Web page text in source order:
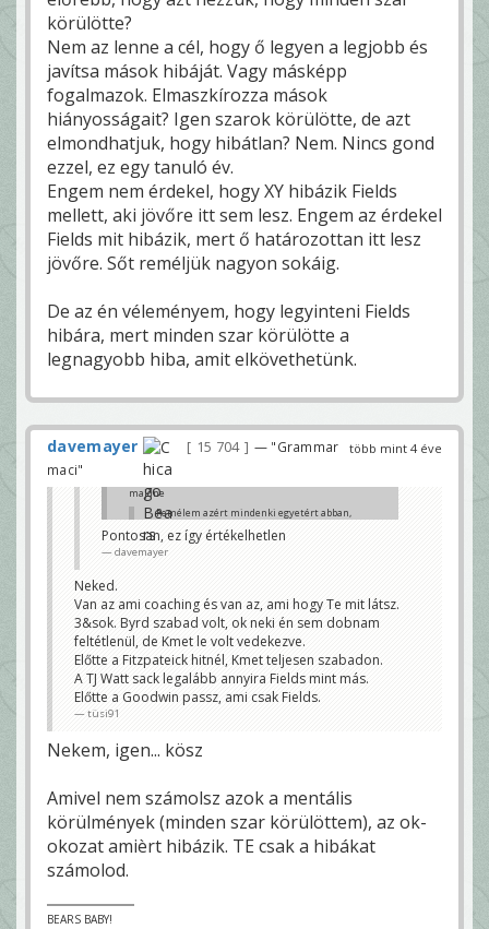
körülötte?
Nem az lenne a cél, hogy ő legyen a legjobb és
javítsa mások hibáját. Vagy másképp
fogalmazok. Elmaszkírozza mások
hiányosságait? Igen szarok körülötte, de azt
elmondhatjuk, hogy hibátlan? Nem. Nincs gond
ezzel, ez egy tanuló év.
Engem nem érdekel, hogy XY hibázik Fields
mellett, aki jövőre itt sem lesz. Engem az érdekel
Fields mit hibázik, mert ő határozottan itt lesz
jövőre. Sőt reméljük nagyon sokáig.
De az én véleményem, hogy legyinteni Fields
hibára, mert minden szar körülötte a
legnagyobb hiba, amit elkövethetünk.
több mint 4 éve
davemayer 15 704
— "Grammar
maci"
majdne
Remélem azért mindenki egyetért abban,
Nem minden a coaching, a támadófal és a
satöbbi.
csapatba.
mortirolo
Pontosan, ez így értékelhetlen
davemayer
Neked.
Van az ami coaching és van az, ami hogy Te mit látsz.
3&sok. Byrd szabad volt, ok neki én sem dobnam
feltétlenül, de Kmet le volt vedekezve.
Előtte a Fitzpateick hitnél, Kmet teljesen szabadon.
A TJ Watt sack legalább annyira Fields mint más.
Előtte a Goodwin passz, ami csak Fields.
tüsi91
Nekem, igen... kösz
Amivel nem számolsz azok a mentális
körülmények (minden szar körülöttem), az ok-
okozat amièrt hibázik. TE csak a hibákat
számolod.
BEARS BABY!